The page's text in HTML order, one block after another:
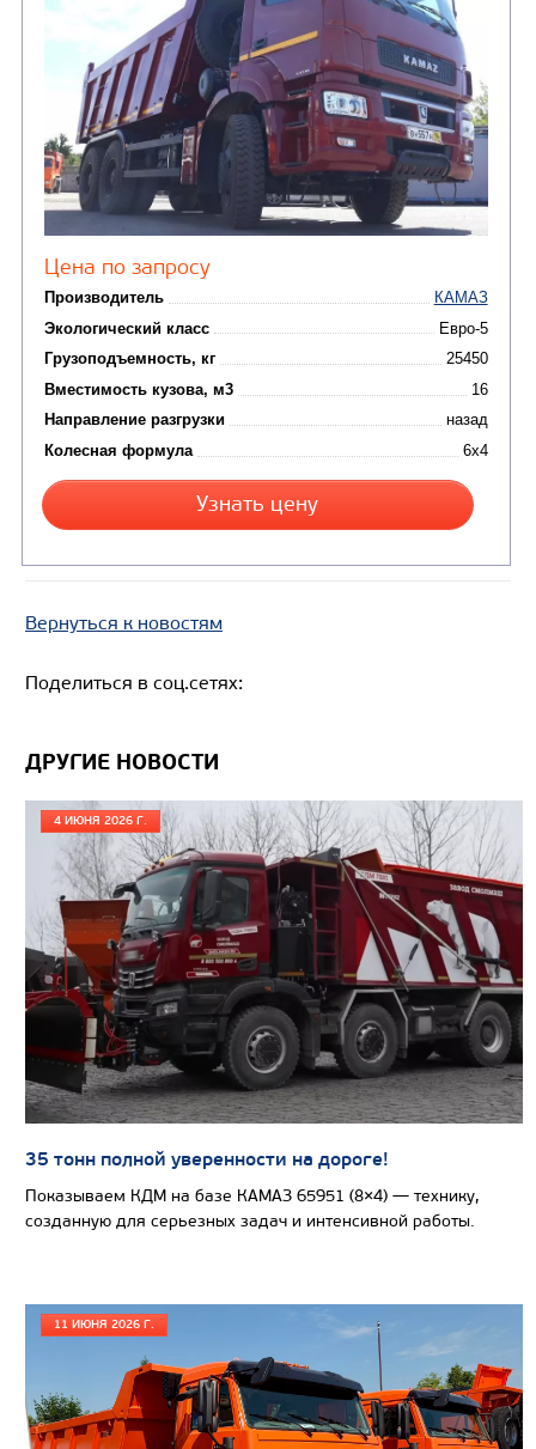
Экологический класс
Грузоподъемность, кг
Вместимость кузова, м3
Направление разгрузки
Колесная формула
САМОСВАЛ КАМАЗ-6522
Цена по запросу
Производитель
Экологический класс
Грузоподъемность, кг
Вместимость кузова, м3
Направление разгрузки
Колесная формула
Узнать цену
САМОСВАЛ КАМАЗ-6580
Вернуться к новостям
Поделиться в соц.сетях:
ДРУГИЕ НОВОСТИ
4 ИЮНЯ 2026 Г.
35 тонн полной уверенности на дороге!
Показываем КДМ на базе КАМАЗ 65951 (8×4) — технику,
созданную для серьезных задач и интенсивной работы.
11 ИЮНЯ 2026 Г.